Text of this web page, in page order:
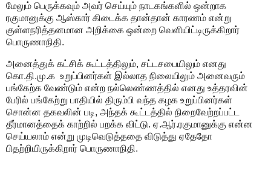
மேலும் பெருக்கவும் அவர் செய்யும் நாடகங்களில் ஒன்றாக
ரகுமானுக்கு ஆஸ்கார் கிடைக்க தான்தான் காரணம் என்று
குள்ளநரித்தனமான அறிக்கை ஒன்றை வெளியிட்டிருக்கிறார்
பொருணாநிதி.
அனைத்துக் கட்சிக் கூட்டத்திலும், சட்டசபையிலும் எனது
கொ.தி.மு.க உறுப்பினர்கள் இல்லாத நிலையிலும் அனைவரும்
பங்கேற்க வேண்டும் என்ற நல்லெண்ணத்தில் எனது உத்தரவின்
பேரில் பங்கேற்று பாதியில் திரும்பி வந்த கழக உறுப்பினர்கள்
சொன்ன தகவலின் படி, அந்தக் கூட்டத்தில் நிறைவேற்றப்பட்ட
தீர்மானத்தைக் காற்றில் பறக்க விட்டு. ஏ.ஆர்.ரகுமானுக்கு என்ன
செய்யலாம் என்று முடிவெடுத்ததை விடுத்து ஏதேதோ
பிதற்றியிருக்கிறார் பொருணாநிதி.